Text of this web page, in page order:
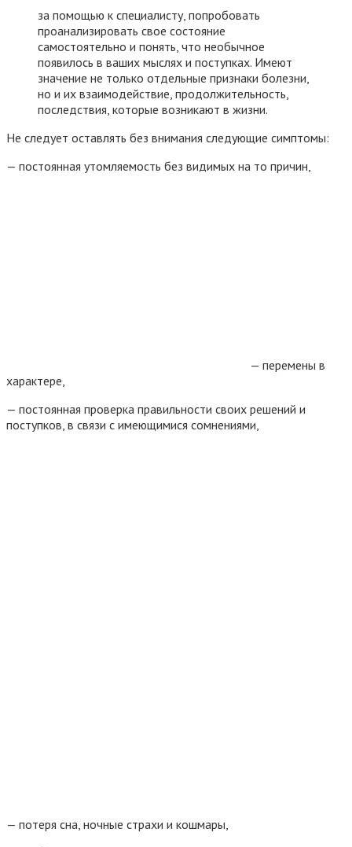
за помощью к специалисту, попробовать
проанализировать свое состояние
самостоятельно и понять, что необычное
появилось в ваших мыслях и поступках. Имеют
значение не только отдельные признаки болезни,
но и их взаимодействие, продолжительность,
последствия, которые возникают в жизни.
Не следует оставлять без внимания следующие симптомы:
— постоянная утомляемость без видимых на то причин,
— перемены в
характере,
— постоянная проверка правильности своих решений и
поступков, в связи с имеющимися сомнениями,
— потеря сна, ночные страхи и кошмары,